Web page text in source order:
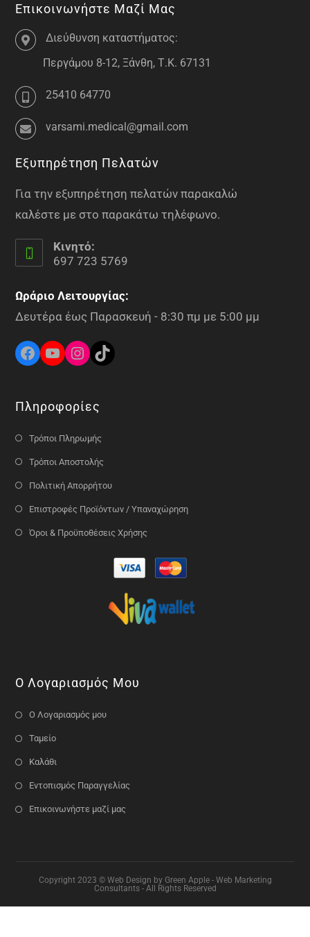
Επικοινωνήστε Μαζί Μας
Διεύθυνση καταστήματος:
Περγάμου 8-12, Ξάνθη, Τ.Κ. 67131
25410 64770
varsami.medical@gmail.com
Εξυπηρέτηση Πελατών
Για την εξυπηρέτηση πελατών παρακαλώ
καλέστε με στο παρακάτω τηλέφωνο.
Κινητό:
697 723 5769
Ωράριο Λειτουργίας:
Δευτέρα έως Παρασκευή - 8:30 πμ με 5:00 μμ
Πληροφορίες
Τρόποι Πληρωμής
Τρόποι Αποστολής
Πολιτική Απορρήτου
Επιστροφές Προϊόντων / Υπαναχώρηση
Όροι & Προϋποθέσεις Χρήσης
Ο Λογαριασμός Μου
Ο Λογαριασμός μου
Ταμείο
Καλάθι
Εντοπισμός Παραγγελίας
Επικοινωνήστε μαζί μας
Copyright 2023 © Web Design by Green Apple - Web Marketing
Consultants - All Rights Reserved